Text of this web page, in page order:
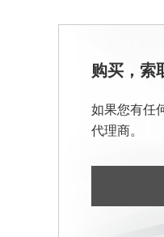
购买，索
如果您有任
代理商。